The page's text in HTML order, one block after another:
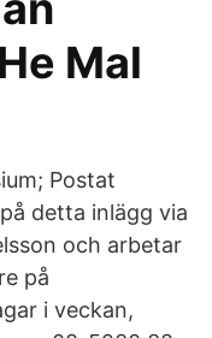
Mal
Postat
detta inlägg via
och arbetar
på
i veckan,